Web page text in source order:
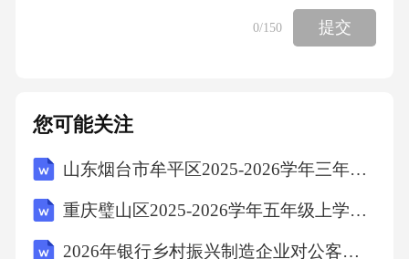
D()()………………15
参考文献
……………………20
0/150 提交
您可能关注
山东烟台市牟平区2025-2026学年三年级上学期期末语文试题（文字版含答案）
重庆璧山区2025-2026学年五年级上学期期末语文试卷（文字版含答案）
2026年银行乡村振兴制造企业对公客户经理银行招聘考试笔试试题（含答案）